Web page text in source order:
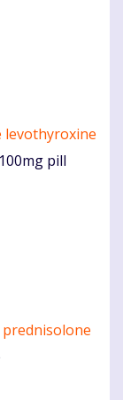
levothyroxine
pill
prednisolone